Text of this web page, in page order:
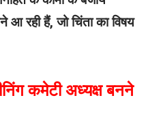
आ रही हैं, जो चिंता का विषय
कमेटी अध्यक्ष बनने